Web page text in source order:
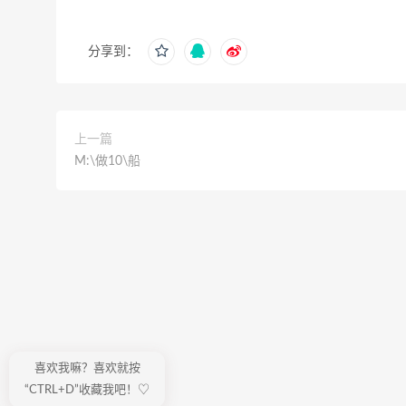
分享到：
上一篇
M:\做10\船
喜欢我嘛？喜欢就按
“CTRL+D”收藏我吧！♡